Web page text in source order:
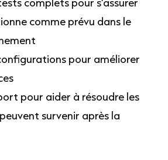
comme prévu dans le
pour améliorer
pour aider à résoudre les
survenir après la